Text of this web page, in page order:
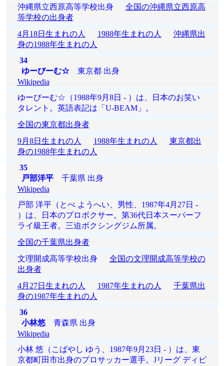
沖縄県立西原高等学校出身 全国の沖縄県立西原高
等学校の出身者
4月18日生まれの人
1988年生まれの人
沖縄県出
身の1988年生まれの人
34
ゆーびーむ☆東京都 出身
Wikipedia
ゆーびーむ☆（1988年9月8日 - ）は、日本のお笑い
タレント。英語表記は「U-BEAM」。
全国の東京都出身者
9月8日生まれの人
1988年生まれの人
東京都出
身の1988年生まれの人
35
戸部洋平千葉県 出身
Wikipedia
戸部 洋平（とべ ようへい、男性、1987年4月27日 -
）は、日本のプロボクサー。第36代日本スーパーフ
ライ級王者。三迫ボクシングジム所属。
全国の千葉県出身者
文理開成高等学校出身 全国の文理開成高等学校の
出身者
4月27日生まれの人
1987年生まれの人
千葉県出
身の1987年生まれの人
36
小林悠青森県 出身
Wikipedia
小林 悠（こばやし ゆう、1987年9月23日 - ）は、東
京都町田市出身のプロサッカー選手。Jリーグ ディビ